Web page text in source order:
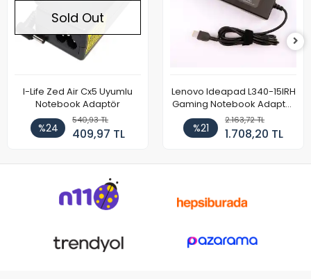
Sold Out
I-Life Zed Air Cx5 Uyumlu
Notebook Adaptör
%24
540,93 TL
409,97 TL
Lenovo Ideapad L340-15IRH
Gaming Notebook Adaptör
Cihazı Şarj Aleti (150W)
%21
2.163,72 TL
1.708,20 TL